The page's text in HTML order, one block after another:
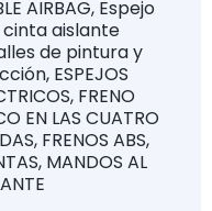
AIRBAG, Espejo
aislante
de pintura y
ESPEJOS
FRENO
EN LAS CUATRO
FRENOS ABS,
MANDOS AL